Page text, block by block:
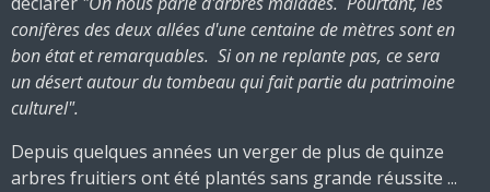
conifères des deux allées d'une centaine de mètres sont en
bon état et remarquables. Si on ne replante pas, ce sera
undésert autour du tombeau qui fait partie du patrimoine
culturel".
Depuis quelques années un verger de plus de quinze
arbres fruitiers ont été plantés sans grande réussite ...